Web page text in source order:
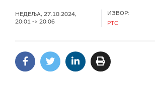
НЕДЕЉА, 27.10.2024,
20:01 -> 20:06
ИЗВОР:
РТС